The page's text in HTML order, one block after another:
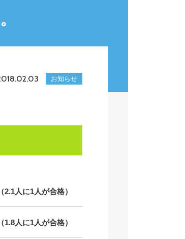
お知らせ
人に1人が合格）
人に1人が合格）